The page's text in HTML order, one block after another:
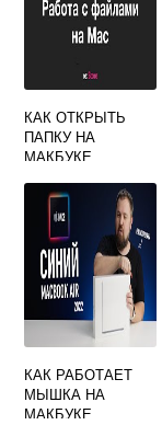
КАК ОТКРЫТЬ
ПАПКУ НА
МАКБУКЕ
КАК РАБОТАЕТ
МЫШКА НА
МАКБУКЕ